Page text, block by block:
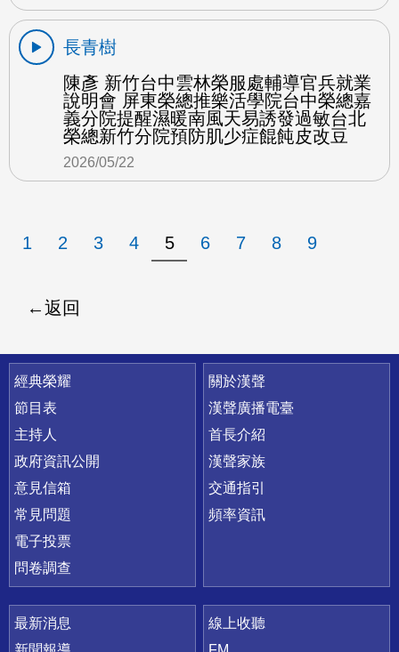
長青樹
陳彥 新竹台中雲林榮服處輔導官兵就業
說明會 屏東榮總推樂活學院台中榮總嘉
義分院提醒濕暖南風天易誘發過敏台北
榮總新竹分院預防肌少症餛飩皮改豆
2026/05/22
1 2 3 4 5 6 7 8 9
返回
快速連結
經典榮耀
節目表
主持人
政府資訊公開
意見信箱
常見問題
電子投票
問卷調查
關於漢聲
漢聲廣播電臺
首長介紹
漢聲家族
交通指引
頻率資訊
最新消息
線上收聽